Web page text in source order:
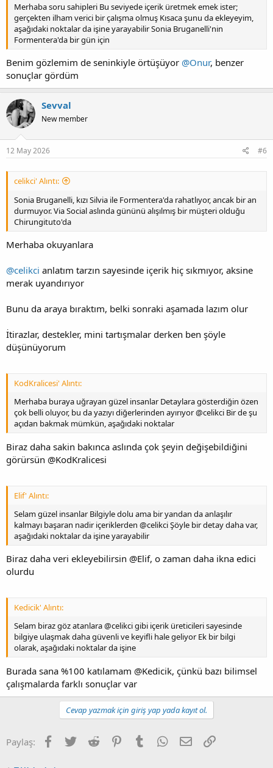
Merhaba soru sahipleri Bu seviyede içerik üretmek emek ister;
gerçekten ilham verici bir çalışma olmuş Kısaca şunu da ekleyeyim,
aşağıdaki noktalar da işine yarayabilir Sonia Bruganelli'nin
Formentera'da bir gün için
Benim gözlemim de seninkiyle örtüşüyor @Onur, benzer
sonuçlar gördüm
Sevval
New member
12 May 2026 #6
celikci' Alıntı:
Sonia Bruganelli, kızı Silvia ile Formentera'da rahatlıyor, ancak bir an
durmuyor. Via Social aslında gününü alışılmış bir müşteri olduğu
Chirungituto'da
Merhaba okuyanlara
@celikci anlatım tarzın sayesinde içerik hiç sıkmıyor, aksine
merak uyandırıyor
Bunu da araya bıraktım, belki sonraki aşamada lazım olur
İtirazlar, destekler, mini tartışmalar derken ben şöyle
düşünüyorum
KodKralicesi' Alıntı:
Merhaba buraya uğrayan güzel insanlar Detaylara gösterdiğin özen
çok belli oluyor, bu da yazıyı diğerlerinden ayırıyor @celikci Bir de şu
açıdan bakmak mümkün, aşağıdaki noktalar
Biraz daha sakin bakınca aslında çok şeyin değişebildiğini
görürsün @KodKralicesi
Elif' Alıntı:
Selam güzel insanlar Bilgiyle dolu ama bir yandan da anlaşılır
kalmayı başaran nadir içeriklerden @celikci Şöyle bir detay daha var,
aşağıdaki noktalar da işine yarayabilir
Biraz daha veri ekleyebilirsin @Elif, o zaman daha ikna edici
olurdu
Kedicik' Alıntı:
Selam biraz göz atanlara @celikci gibi içerik üreticileri sayesinde
bilgiye ulaşmak daha güvenli ve keyifli hale geliyor Ek bir bilgi
olarak, aşağıdaki noktalar da işine
Burada sana %100 katılamam @Kedicik, çünkü bazı bilimsel
çalışmalarda farklı sonuçlar var
Cevap yazmak için giriş yap yada kayıt ol.
Paylaş: Facebook
TwitterReddit PinterestTumblrWhatsApp
E-postaLink